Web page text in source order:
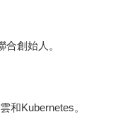
創始人。
和Kubernetes。